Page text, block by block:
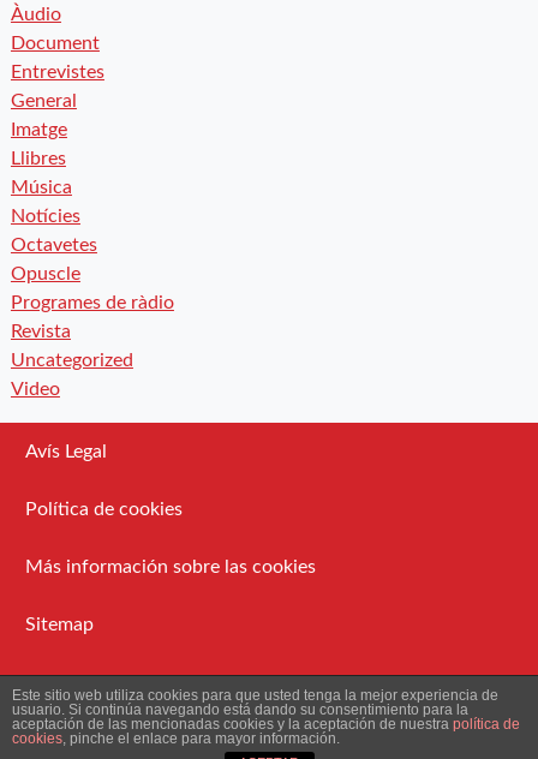
Àudio
Document
Entrevistes
General
Imatge
Llibres
Música
Notícies
Octavetes
Opuscle
Programes de ràdio
Revista
Uncategorized
Video
Avís Legal
Política de cookies
Más información sobre las cookies
Sitemap
Administració
2026 Ateneu Enciclopèdic Popular.
Este sitio web utiliza cookies para que usted tenga la mejor experiencia de
usuario. Si continúa navegando está dando su consentimiento para la
aceptación de las mencionadas cookies y la aceptación de nuestra política de
cookies, pinche el enlace para mayor información.